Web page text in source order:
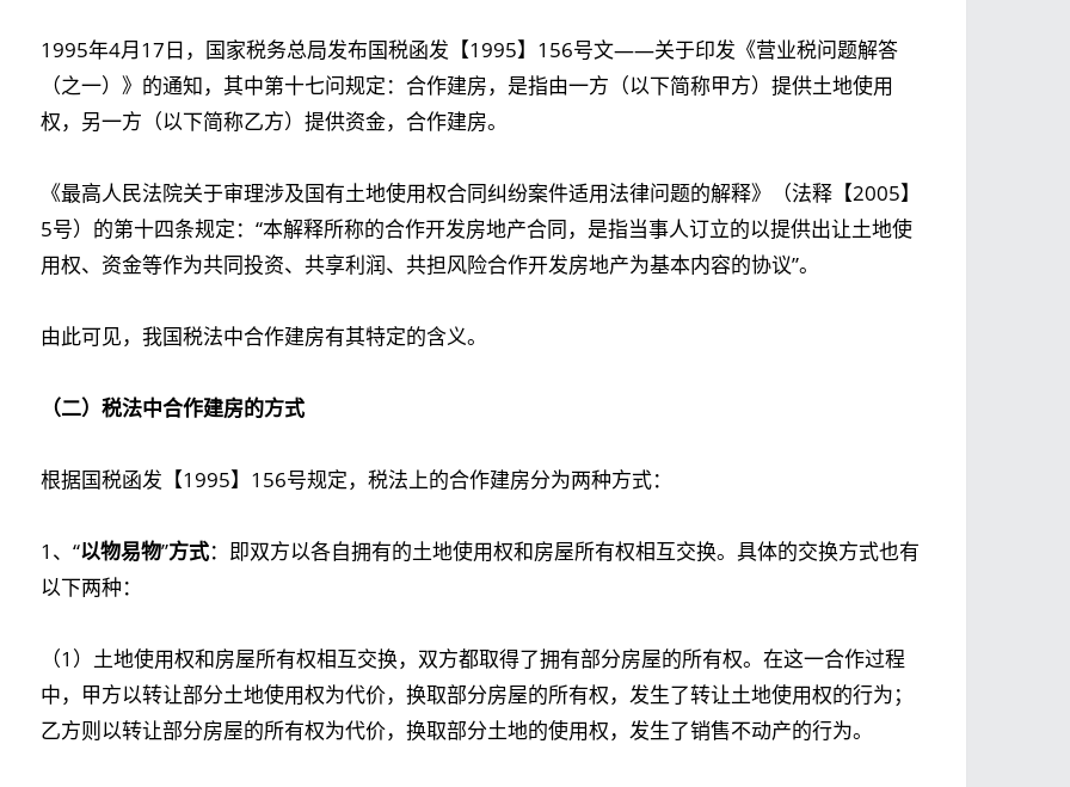
1995年4月17日，国家税务总局发布国税函发【1995】156号文——关于印发《营业税问题解答
（之一）》的通知，其中第十七问规定：合作建房，是指由一方（以下简称甲方）提供土地使用
权，另一方（以下简称乙方）提供资金，合作建房。
《最高人民法院关于审理涉及国有土地使用权合同纠纷案件适用法律问题的解释》（法释【2005】
5号）的第十四条规定：“本解释所称的合作开发房地产合同，是指当事人订立的以提供出让土地使
用权、资金等作为共同投资、共享利润、共担风险合作开发房地产为基本内容的协议”。
由此可见，我国税法中合作建房有其特定的含义。
（二）税法中合作建房的方式
根据国税函发【1995】156号规定，税法上的合作建房分为两种方式：
1、“以物易物”方式：即双方以各自拥有的土地使用权和房屋所有权相互交换。具体的交换方式也有
以下两种：
（1）土地使用权和房屋所有权相互交换，双方都取得了拥有部分房屋的所有权。在这一合作过程
中，甲方以转让部分土地使用权为代价，换取部分房屋的所有权，发生了转让土地使用权的行为；
乙方则以转让部分房屋的所有权为代价，换取部分土地的使用权，发生了销售不动产的行为。